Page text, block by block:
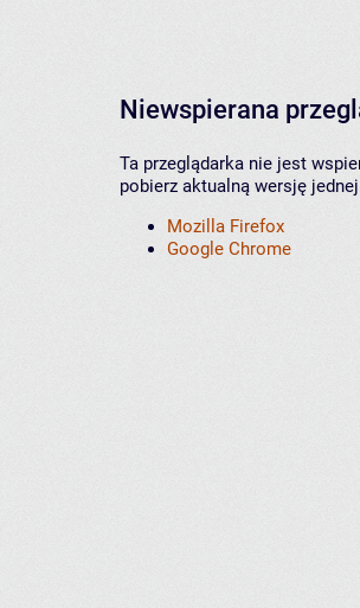
Niewspierana
Ta przeglądarka nie jest
pobierz aktualną wersję
Mozilla Firefox
Google Chrome